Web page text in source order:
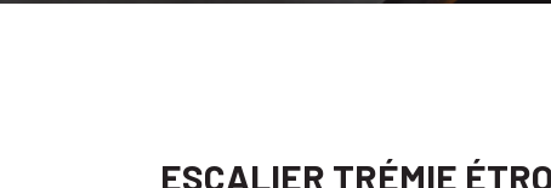
ESCALIER TRÉMIE